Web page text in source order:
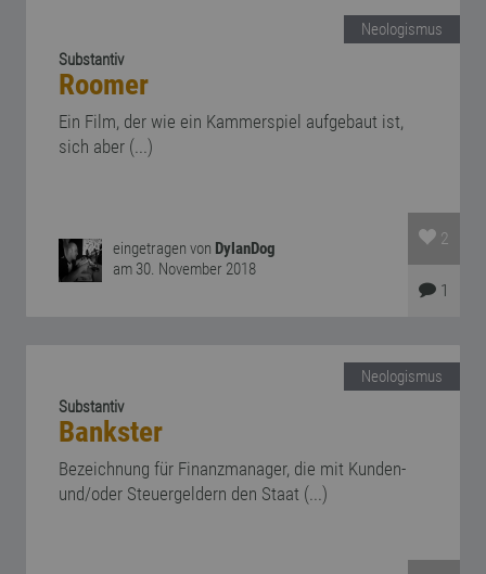
Neologismus
Substantiv
Roomer
Ein Film, der wie ein Kammerspiel aufgebaut ist,
sich aber (...)
eingetragen von DylanDog
am 30. November 2018
2
1
Neologismus
Substantiv
Bankster
Bezeichnung für Finanzmanager, die mit Kunden-
und/oder Steuergeldern den Staat (...)